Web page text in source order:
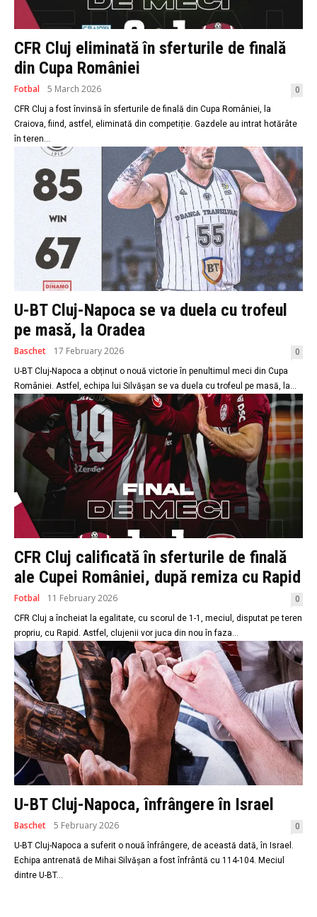
CFR Cluj eliminată în sferturile de finală
din Cupa României
Fotbal 5 March 2026 0
CFR Cluj a fost învinsă în sferturile de finală din Cupa României, la
Craiova, fiind, astfel, eliminată din competiție. Gazdele au intrat hotărâte
în teren...
U-BT Cluj-Napoca se va duela cu trofeul
pe masă, la Oradea
Baschet 17 February 2026 0
U-BT Cluj-Napoca a obținut o nouă victorie în penultimul meci din Cupa
României. Astfel, echipa lui Silvășan se va duela cu trofeul pe masă, la...
CFR Cluj calificată în sferturile de finală
ale Cupei României, după remiza cu Rapid
Fotbal 11 February 2026 0
CFR Cluj a încheiat la egalitate, cu scorul de 1-1, meciul, disputat pe teren
propriu, cu Rapid. Astfel, clujenii vor juca din nou în faza...
U-BT Cluj-Napoca, înfrângere în Israel
Baschet 5 February 2026 0
U-BT Cluj-Napoca a suferit o nouă înfrângere, de această dată, în Israel.
Echipa antrenată de Mihai Silvășan a fost înfrântă cu 114-104. Meciul
dintre U-BT...